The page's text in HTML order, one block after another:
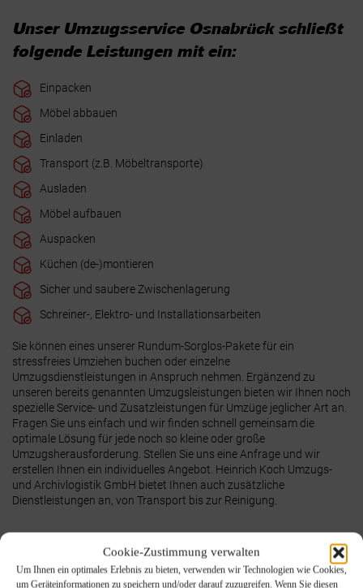
Cookie-Zustimmung verwalten
Um Ihnen ein optimales Erlebnis zu bieten, verwenden wir Technologien wie Cookies,
um Geräteinformationen zu speichern und/oder darauf zuzugreifen. Wenn Sie diesen
Unser Umzugsservice Osnabrück schließt
folgende Leistungen mit ein:
Einpacken
Möbel abbauen
Einladen
Transport (z.B. Möbeltransporte)
Ausladen
Möbel aufbauen
Auspacken
Küchen (de-)montieren
Sicher und saubere Zwischenlagerung
Schreiner-, Elektro- und Installationsarbeiten
Sie können eines unserer Rundum-Sorglos-Pakete für ein
stressfreies Umziehen buchen oder einzelne
Umzugsdienstleistungen in Anspruch nehmen. Ergänzend zu
unseren bereits genannten Umzugsleistungen bieten wir Ihnen noch
spezielle Service- und Zusatzleistungen für Umzüge jeglicher Art an.
Fragen Sie uns einfach und wir finden schnell gemeinsam die
optimale Lösung für jede noch so kleine oder große
Umzugsherausforderung. Stellen Sie uns eine Anfrage und wir
erstellen Ihnen ein individuelles Angebot. Heinrich Koch Umzugs-
und Archivlogistik GmbH bietet Ihnen auch zusätzliche
Dienstleistungen an, von Transport bis zur Reinigung.